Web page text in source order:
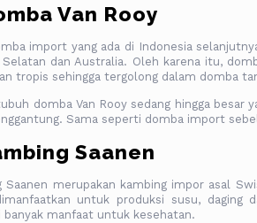
Van Rooy
import yang ada di Indonesia
Selatan dan Australia. Oleh karena itu,
tropis sehingga tergolong dalam domba
domba Van Rooy sedang hingga
Sama seperti domba import
Saanen
Saanen merupakan kambing impor asal
untuk produksi susu, daging
banyak manfaat untuk kesehatan.